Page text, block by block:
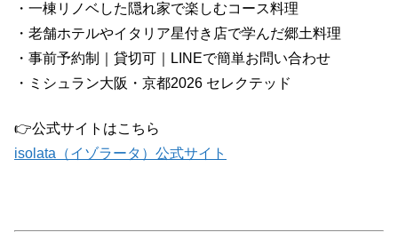
・一棟リノベした隠れ家で楽しむコース料理
・老舗ホテルやイタリア星付き店で学んだ郷土料理
・事前予約制｜貸切可｜LINEで簡単お問い合わせ
・ミシュラン大阪・京都2026 セレクテッド
👉公式サイトはこちら
isolata（イゾラータ）公式サイト